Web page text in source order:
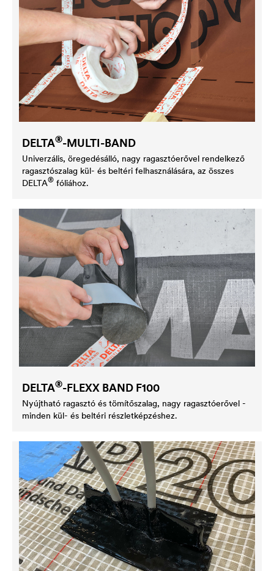
DELTA®-MULTI-BAND
Univerzális, öregedésálló, nagy ragasztóerővel rendelkező
ragasztószalag kül- és beltéri felhasználására, az összes
DELTA® fóliához.
DELTA®-FLEXX BAND F100
Nyújtható ragasztó és tömítőszalag, nagy ragasztóerővel -
minden kül- és beltéri részletképzéshez.